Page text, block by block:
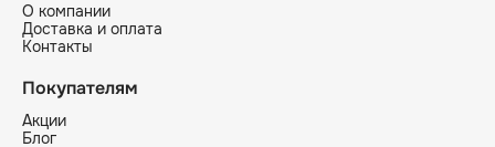
О компании
Доставка и оплата
Контакты
Покупателям
Акции
Блог